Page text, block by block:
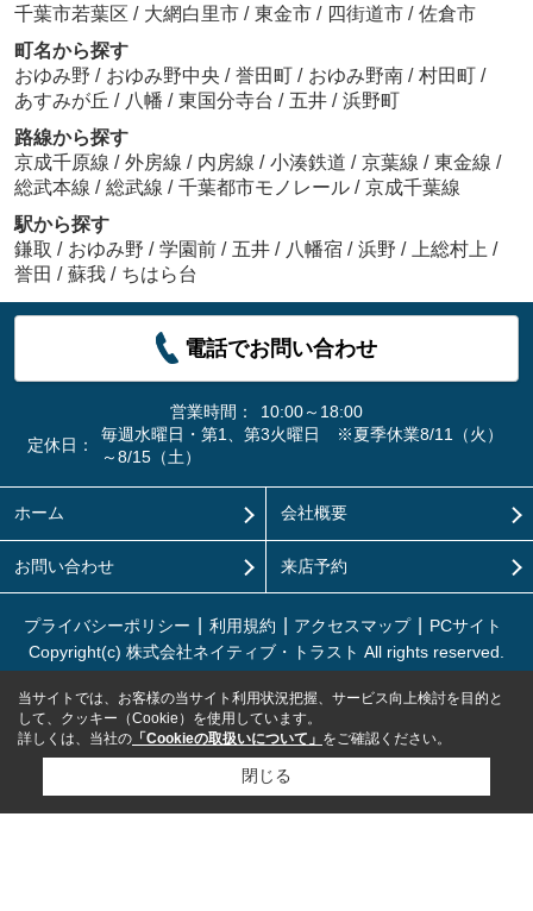
千葉市若葉区 / 大網白里市 / 東金市 / 四街道市 / 佐倉市
町名から探す
おゆみ野 / おゆみ野中央 / 誉田町 / おゆみ野南 / 村田町 /
あすみが丘 / 八幡 / 東国分寺台 / 五井 / 浜野町
路線から探す
京成千原線 / 外房線 / 内房線 / 小湊鉄道 / 京葉線 / 東金線 /
総武本線 / 総武線 / 千葉都市モノレール / 京成千葉線
駅から探す
鎌取 / おゆみ野 / 学園前 / 五井 / 八幡宿 / 浜野 / 上総村上 /
誉田 / 蘇我 / ちはら台
電話でお問い合わせ
営業時間：
10:00～18:00
定休日：
毎週水曜日・第1、第3火曜日 ※夏季休業8/11（火）
～8/15（土）
ホーム 会社概要
お問い合わせ 来店予約
プライバシーポリシー 利用規約 アクセスマップ
PCサイト
Copyright(c) 株式会社ネイティブ・トラスト All rights reserved.
当サイトでは、お客様の当サイト利用状況把握、サービス向上検討を目的と
して、クッキー（Cookie）を使用しています。
詳しくは、当社の 「Cookieの取扱いについて」 をご確認ください。
閉じる